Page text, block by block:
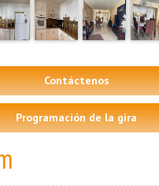
Contáctenos
Programación de la gira